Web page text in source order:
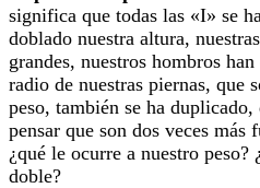
significa que todas las «I» se
doblado nuestra altura,
grandes, nuestros hombros
radio de nuestras piernas, que
peso, también se ha duplicado,
pensar que son dos veces más
¿qué le ocurre a nuestro peso?
doble?